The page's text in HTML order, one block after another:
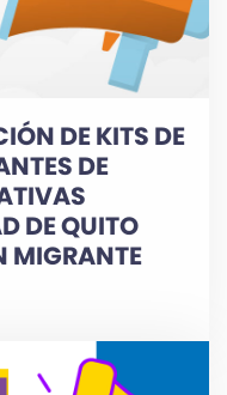
DE KITS DE
DE
DE QUITO
MIGRANTE